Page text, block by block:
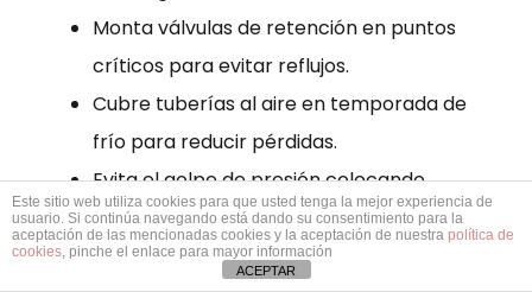
Monta válvulas de retención en puntos
críticos para evitar reflujos.
Cubre tuberías al aire en temporada de
frío para reducir pérdidas.
Evita el golpe de presión colocando
dispositivos antiariete.
No cuelgues peso en canalizaciones para
Este sitio web utiliza cookies para que usted tenga la mejor experiencia de
usuario. Si continúa navegando está dando su consentimiento para la
aceptación de las mencionadas cookies y la aceptación de nuestra política de
cookies, pinche el enlace para mayor información
ACEPTAR